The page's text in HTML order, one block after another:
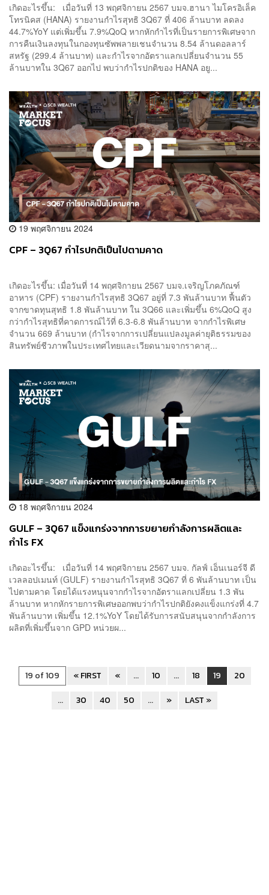
เกิดอะไรขึ้น: เมื่อวันที่ 13 พฤศจิกายน 2567 บมจ.ฮานา ไมโครอิเล็ค
โทรนิคส (HANA) รายงานกำไรสุทธิ 3Q67 ที่ 406 ล้านบาท ลดลง
44.7%YoY แต่เพิ่มขึ้น 7.9%QoQ หากหักกำไรที่เป็นรายการพิเศษจาก
การคืนเงินลงทุนในกองทุนซัพพลายเชนจำนวน 8.54 ล้านดอลลาร์
สหรัฐ (299.4 ล้านบาท) และกำไรจากอัตราแลกเปลี่ยนจำนวน 55
ล้านบาทใน 3Q67 ออกไป พบว่ากำไรปกติของ HANA อยู...
19 พฤศจิกายน 2024
CPF – 3Q67 กำไรปกติเป็นไปตามคาด
เกิดอะไรขึ้น: เมื่อวันที่ 14 พฤศจิกายน 2567 บมจ.เจริญโภคภัณฑ์
อาหาร (CPF) รายงานกำไรสุทธิ 3Q67 อยู่ที่ 7.3 พันล้านบาท ฟื้นตัว
จากขาดทุนสุทธิ 1.8 พันล้านบาท ใน 3Q66 และเพิ่มขึ้น 6%QoQ สูง
กว่ากำไรสุทธิที่คาดการณ์ไว้ที่ 6.3-6.8 พันล้านบาท จากกำไรพิเศษ
จำนวน 669 ล้านบาท (กำไรจากการเปลี่ยนแปลงมูลค่ายุติธรรมของ
สินทรัพย์ชีวภาพในประเทศไทยและเวียดนามจากราคาสุ...
18 พฤศจิกายน 2024
GULF – 3Q67 แข็งแกร่งจากการขยายกำลังการผลิตและ
กำไร FX
เกิดอะไรขึ้น: เมื่อวันที่ 14 พฤศจิกายน 2567 บมจ. กัลฟ์ เอ็นเนอร์จี ดี
เวลลอปเมนท์ (GULF) รายงานกำไรสุทธิ 3Q67 ที่ 6 พันล้านบาท เป็น
ไปตามคาด โดยได้แรงหนุนจากกำไรจากอัตราแลกเปลี่ยน 1.3 พัน
ล้านบาท หากหักรายการพิเศษออกพบว่ากำไรปกติยังคงแข็งแกร่งที่ 4.7
พันล้านบาท เพิ่มขึ้น 12.1%YoY โดยได้รับการสนับสนุนจากกำลังการ
ผลิตที่เพิ่มขึ้นจาก GPD หน่วยผ...
19 of 109 « FIRST « ... 10 ... 18 19
20
...
30 40 50 ... » LAST »